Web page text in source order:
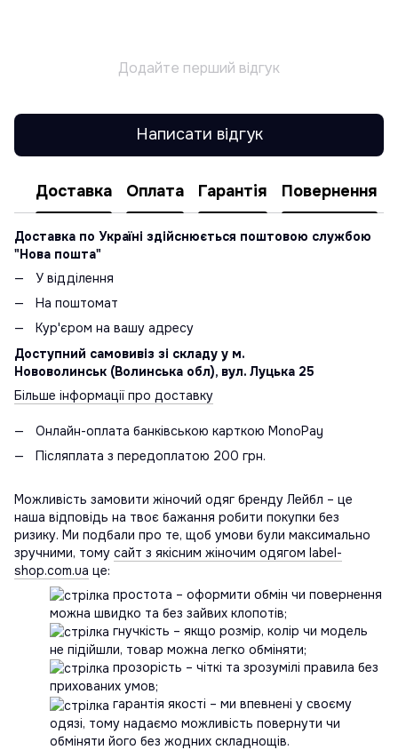
Додайте перший відгук
Написати відгук
Доставка Оплата Гарантія Повернення
Доставка по Україні здійснюється поштовою службою
"Нова пошта"
У відділення
На поштомат
Кур'єром на вашу адресу
Доступний самовивіз зі складу у м.
Нововолинськ (Волинська обл), вул. Луцька 25
Більше інформації про доставку
Онлайн-оплата банківською карткою MonoPay
Післяплата з передоплатою 200 грн.
Можливість замовити жіночий одяг бренду Лейбл – це
наша відповідь на твоє бажання робити покупки без
ризику. Ми подбали про те, щоб умови були максимально
зручними, тому сайт з якісним жіночим одягом label-
shop.com.ua це:
простота – оформити обмін чи повернення
можна швидко та без зайвих клопотів;
гнучкість – якщо розмір, колір чи модель
не підійшли, товар можна легко обміняти;
прозорість – чіткі та зрозумілі правила без
прихованих умов;
гарантія якості – ми впевнені у своєму
одязі, тому надаємо можливість повернути чи
обміняти його без жодних складнощів.